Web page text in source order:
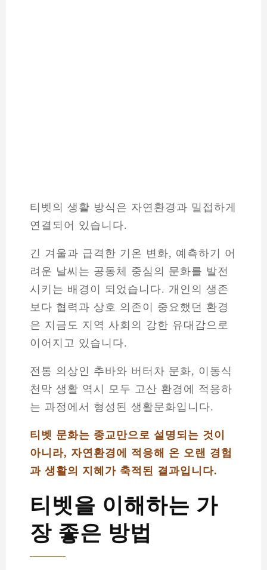
티벳의 생활 방식은 자연환경과 밀접하게
연결되어 있습니다.
긴 겨울과 급격한 기온 변화, 예측하기 어
려운 날씨는 공동체 중심의 문화를 발전
시키는 배경이 되었습니다. 개인의 생존
보다 협력과 상호 의존이 중요했던 환경
은 지금도 지역 사회의 강한 유대감으로
이어지고 있습니다.
전통 의상인 추바와 버터차 문화, 이동식
천막 생활 역시 모두 고산 환경에 적응하
는 과정에서 형성된 생활문화입니다.
티벳 문화는 종교만으로 설명되는 것이
아니라, 자연환경에 적응해 온 오랜 경험
과 생활의 지혜가 축적된 결과입니다.
티벳을 이해하는 가
장 좋은 방법